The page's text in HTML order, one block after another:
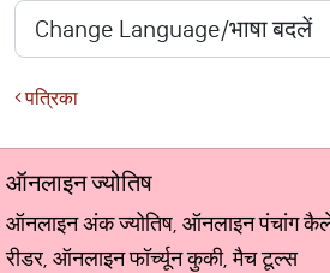
पत्रिका
ऑनलाइन ज्योतिष
ऑनलाइन अंक ज्योतिष, ऑनलाइन पंचांग
रीडर, ऑनलाइन फॉर्च्यून कुकी, मैच टूल्स